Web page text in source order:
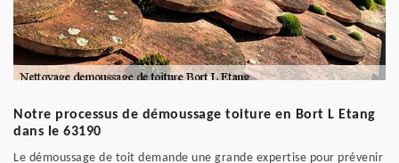
Notre processus de démoussage toiture en Bort L Etang
dans le 63190
Le démoussage de toit demande une grande expertise pour prévenir